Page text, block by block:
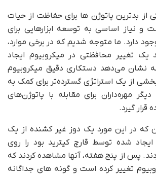
از بدترین پاتوژن ها برای حفاظت از حیات
و نیاز اساسی به توسعه ابزارهایی برای
دارد. ما متوجه شدیم که در برخی موارد،
یک تغییر محافظتی در میکروبیوم ایجاد
نشان می‌دهد دستکاری دقیق میکروبیوم
از یک استراتژی گسترده‌تر برای کمک به
مهره‌داران برای مقابله با پاتوژن‌های
قرار گیرد.
در این مورد یک دوز غیر کشنده از یک
شده توسط قارچ کیترید بود را روی
پس از پنج هفته، آنها مشاهده کردند که
تغییر کرده است و گونه های جداگانه